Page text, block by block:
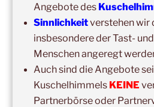
Ausbildung Berührungs- und
14:00 – 19:00,19. September
Kuschelhimmel 5h mit
26.
September 2026–
Angebote des
Sinnlichkeitverstehen wir
insbesondere der Tast-
Menschen angeregt
Auch sind die Angebote
Kuschelhimmels KEINE
Partnerbörse oder